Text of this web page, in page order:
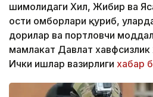
шимолидаги Хил, Жибир ва
ости омборлари қуриб,
дорилар ва портловчи
мамлакат Давлат
Ички ишлар вазирлиги хабар